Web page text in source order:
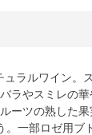
ラルワイン。
ラやスミレの
ーツの熟した果
一部ロゼ用ブ